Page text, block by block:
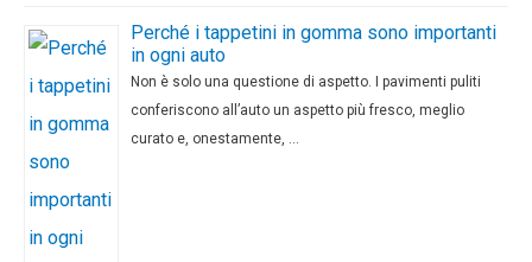
Perché i tappetini in gomma sono importanti
in ogni auto
Non è solo una questione di aspetto. I pavimenti puliti
conferiscono all’auto un aspetto più fresco, meglio
curato e, onestamente, …